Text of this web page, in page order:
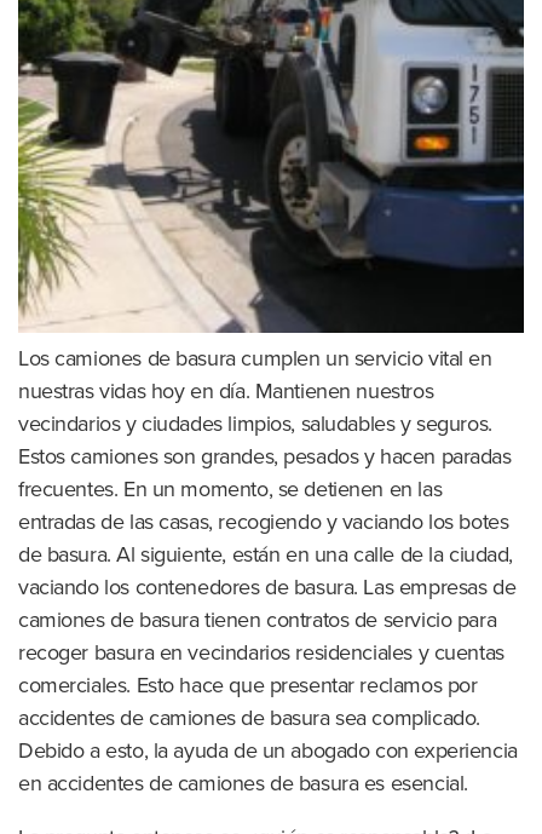
Los camiones de basura cumplen un servicio vital en
nuestras vidas hoy en día. Mantienen nuestros
vecindarios y ciudades limpios, saludables y seguros.
Estos camiones son grandes, pesados y hacen paradas
frecuentes. En un momento, se detienen en las
entradas de las casas, recogiendo y vaciando los botes
de basura. Al siguiente, están en una calle de la ciudad,
vaciando los contenedores de basura. Las empresas de
camiones de basura tienen contratos de servicio para
recoger basura en vecindarios residenciales y cuentas
comerciales. Esto hace que presentar reclamos por
accidentes de camiones de basura sea complicado.
Debido a esto, la ayuda de un abogado con experiencia
en accidentes de camiones de basura es esencial.